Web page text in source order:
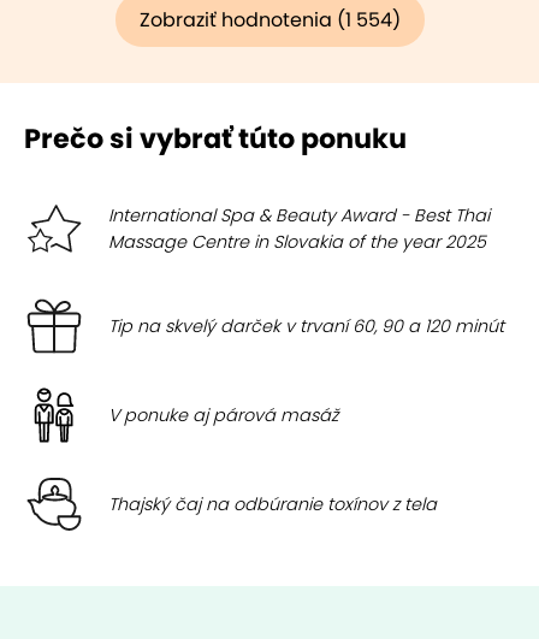
Zobraziť hodnotenia (1 554)
Prečo si vybrať túto ponuku
International Spa & Beauty Award - Best Thai
Massage Centre in Slovakia of the year 2025
Tip na skvelý darček v trvaní 60, 90 a 120 minút
V ponuke aj párová masáž
Thajský čaj na odbúranie toxínov z tela